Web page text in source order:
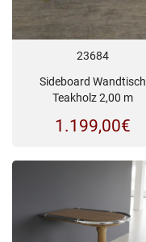
23684
Sideboard Wandtisch
Teakholz 2,00 m
1.199,00€